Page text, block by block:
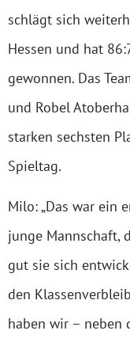
schlägt sich
Hessen und hat
gewonnen. Das
und Robel
starken sechsten
Spieltag.
Milo: „Das war ein
junge Mannschaft,
gut sie sich
den
haben wir – neben